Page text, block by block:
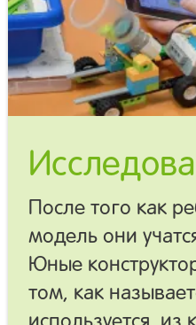
После того как
модель они
Юные
том, как